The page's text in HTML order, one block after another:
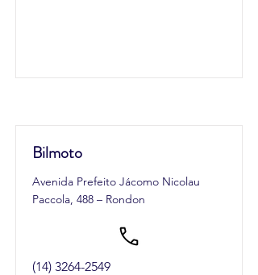
Bilmoto
Avenida Prefeito Jácomo Nicolau
Paccola, 488 – Rondon
(14) 3264-2549